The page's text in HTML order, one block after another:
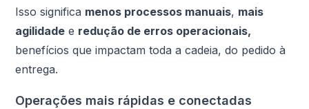
Isso significa menos processos manuais, mais
agilidade e redução de erros operacionais,
benefícios que impactam toda a cadeia, do pedido à
entrega.
Operações mais rápidas e conectadas